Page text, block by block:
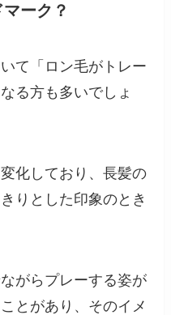
ーク？
て「ロン毛がトレー
る方も多いでしょ
化しており、長髪の
りとした印象のとき
がらプレーする姿が
とがあり、そのイメ